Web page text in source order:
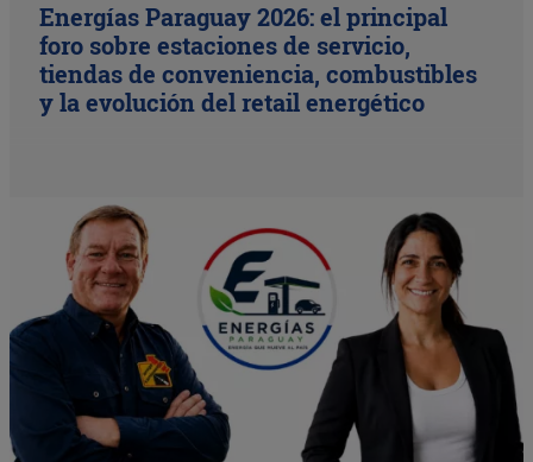
Energías Paraguay 2026: el principal
foro sobre estaciones de servicio,
tiendas de conveniencia, combustibles
y la evolución del retail energético